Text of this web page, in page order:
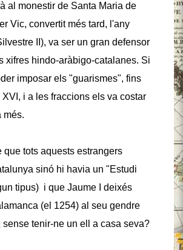
al monestir de Santa Maria de
Vic, convertit més tard, l'any
II), va ser un gran defensor
xifres hindo-aràbigo-catalanes. Si
imposar els "guarismes", fins
i a les fraccions els va costar
més.
que tots aquests estrangers
sinó hi havia un "Estudi
tipus) i que Jaume I deixés
(el 1254) al seu gendre
tenir-ne un ell a casa seva?